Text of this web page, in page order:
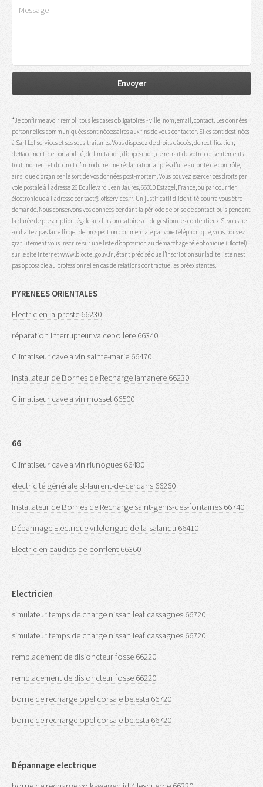
*Je confirme avoir rempli tous les cases obligatoires - ville, nom, email, contact. Les données
personnelles communiquées sont nécessaires aux fins de vous contacter. Elles sont destinées
à Sarl Lofiservices et ses sous-traitants. Vous disposez de droits d’accès, de rectification,
d’effacement, de portabilité, de limitation, d’opposition, de retrait de votre consentement à
tout moment et du droit d’introduire une réclamation auprès d’une autorité de contrôle,
ainsi que d’organiser le sort de vos données post-mortem. Vous pouvez exercer ces droits par
voie postale à l'adresse 26 Boullevard Jean Jaures, 66310 Estagel, France, ou par courrier
électronique à l'adresse contact@lofiservices.fr. Un justificatif d'identité pourra vous être
demandé. Nous conservons vos données pendant la période de prise de contact puis pendant
la durée de prescription légale aux fins probatoires et de gestion des contentieux. Si vous ne
souhaitez pas faire l’objet de prospection commerciale par voie téléphonique, vous pouvez
gratuitement vous inscrire sur une liste d’opposition au démarchage téléphonique (Bloctel)
sur le site internet www.bloctel.gouv.fr , étant précisé que l’inscription sur ladite liste n’est
pas opposable au professionnel en cas de relations contractuelles préexistantes.
PYRENEES ORIENTALES
Electricien la-preste 66230
réparation interrupteur valcebollere 66340
Climatiseur cave a vin sainte-marie 66470
Installateur de Bornes de Recharge lamanere 66230
Climatiseur cave a vin mosset 66500
66
Climatiseur cave a vin riunogues 66480
électricité générale st-laurent-de-cerdans 66260
Installateur de Bornes de Recharge saint-genis-des-fontaines 66740
Dépannage Electrique villelongue-de-la-salanqu 66410
Electricien caudies-de-conflent 66360
Electricien
simulateur temps de charge nissan leaf cassagnes 66720
simulateur temps de charge nissan leaf cassagnes 66720
remplacement de disjoncteur fosse 66220
remplacement de disjoncteur fosse 66220
borne de recharge opel corsa e belesta 66720
borne de recharge opel corsa e belesta 66720
Dépannage electrique